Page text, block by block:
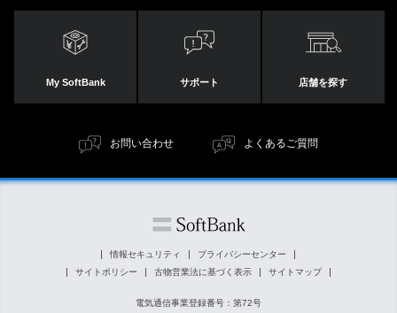
My SoftBank サポート 店舗を探す
お問い合わせ よくあるご質問
情報セキュリティ
プライバシーセンター
サイトポリシー
古物営業法に基づく表示 サイトマップ
電気通信事業登録番号：第72号